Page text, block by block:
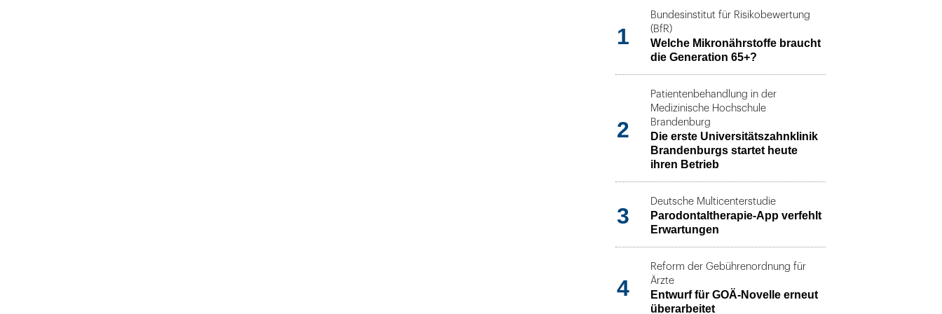
1
Bundesinstitut für Risikobewertung
(BfR)
Welche Mikronährstoffe braucht
die Generation 65+?
2
Patientenbehandlung in der
Medizinische Hochschule
Brandenburg
Die erste Universitätszahnklinik
Brandenburgs startet heute
ihren Betrieb
3
Deutsche Multicenterstudie
Parodontaltherapie-App verfehlt
Erwartungen
4
Reform der Gebührenordnung für
Ärzte
Entwurf für GOÄ-Novelle erneut
überarbeitet